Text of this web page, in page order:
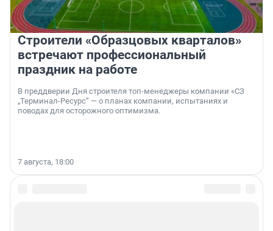
Строители «Образцовых кварталов»
встречают профессиональный
праздник на работе
В преддверии Дня строителя топ-менеджеры компании «СЗ
„Терминал-Ресурс“ — о планах компании, испытаниях и
поводах для осторожного оптимизма.
7 августа, 18:00